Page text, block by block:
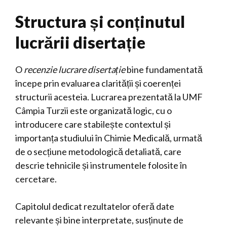
Structura și conținutul
lucrării disertație
Orecenzie lucrare disertațiebine fundamentată
începe prin evaluarea clarității și coerenței
structurii acesteia. Lucrarea prezentată la UMF
Câmpia Turzii este organizată logic, cu o
introducere care stabilește contextul și
importanța studiului în Chimie Medicală, urmată
de o secțiune metodologică detaliată, care
descrie tehnicile și instrumentele folosite în
cercetare.
Capitolul dedicat rezultatelor oferă date
relevante și bine interpretate, susținute de